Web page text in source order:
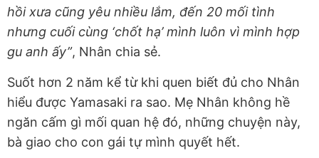
hồi xưa cũng yêu nhiều lắm, đến 20 mối tình
nhưng cuối cùng ‘chốt hạ’ mình luôn vì mình hợp
gu anh ấy”, Nhân chia sẻ.
Suốt hơn 2 năm kể từ khi quen biết đủ cho Nhân
hiểu được Yamasaki ra sao. Mẹ Nhân không hề
ngăn cấm gì mối quan hệ đó, những chuyện này,
bà giao cho con gái tự mình quyết hết.